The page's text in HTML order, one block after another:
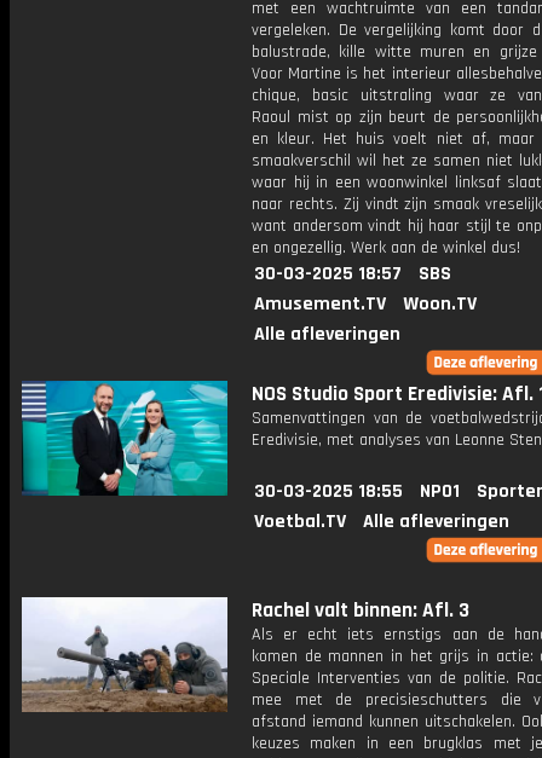
met een wachtruimte van een
vergeleken. De vergelijking komt door
balustrade, kille witte muren en grijze
Voor Martine is het interieur
chique, basic uitstraling waar ze
Raoul mist op zijn beurt de
en kleur. Het huis voelt niet af, maar
smaakverschil wil het ze samen niet
waar hij in een woonwinkel linksaf
naar rechts. Zij vindt zijn smaak
want andersom vindt hij haar stijl te
en ongezellig. Werk aan de winkel dus!
30-03-2025 18:57
SBS
Amusement.TV
Woon.TV
Alle afleveringen
NOS Studio Sport Eredivisie: Afl.
Samenvattingen van de
Eredivisie, met analyses van Leonne
30-03-2025 18:55 NPO1
Voetbal.TV
Alle afleveringen
Rachel valt binnen: Afl. 3
Als er echt iets ernstigs aan de
komen de mannen in het grijs in actie:
Speciale Interventies van de politie.
mee met de precisieschutters die
afstand iemand kunnen uitschakelen.
keuzes maken in een brugklas met